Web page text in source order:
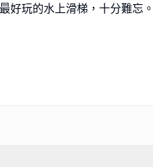
好玩的水上滑梯，十分難忘